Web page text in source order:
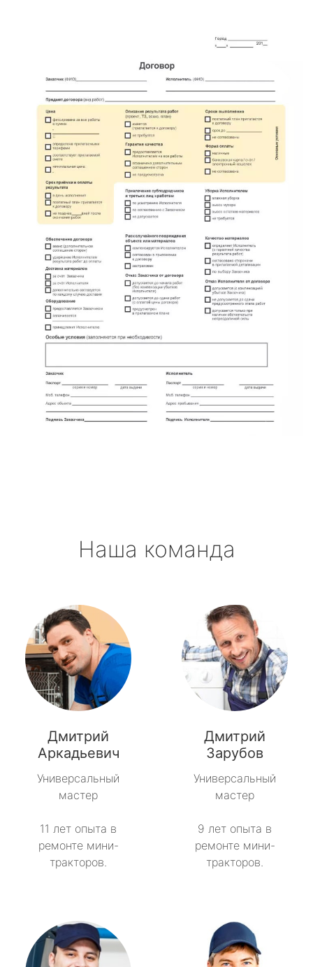
Наша команда
Дмитрий
Аркадьевич
Универсальный
мастер
11 лет опыта в
ремонте мини-
тракторов.
Дмитрий
Зарубов
Универсальный
мастер
9 лет опыта в
ремонте мини-
тракторов.